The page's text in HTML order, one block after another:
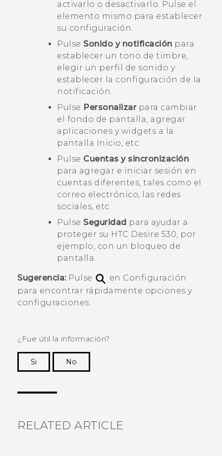
activarlo o desactivarlo. Pulse el
elemento mismo para establecer
su configuración.
Pulse Sonido y notificación para
establecer un tono de timbre,
elegir un perfil de sonido y
establecer la configuración de la
notificación.
Pulse Personalizarpara cambiar
el fondo de pantalla, agregar
aplicaciones y widgets a la
pantalla Inicio, etc.
Pulse Cuentas y sincronización
para agregar e iniciar sesión en
cuentas diferentes, tales como el
correo electrónico, las redes
sociales, etc.
Pulse Seguridad para ayudar a
proteger su HTC Desire 530, por
ejemplo, con un bloqueo de
pantalla.
Sugerencia:Pulse
en Configuración
para encontrar rápidamente opciones y
configuraciones.
¿Fue útil la información?
Si
No
RELATED ARTICLE